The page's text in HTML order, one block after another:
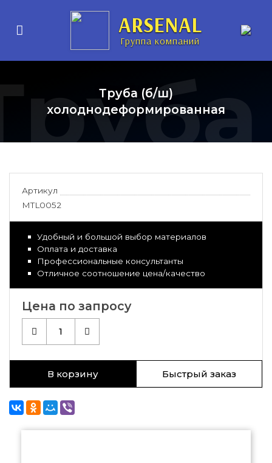
ARSENAL
Группа компаний
Труба (б/ш)
холоднодеформированная
Артикул
MTL0052
Удобный и большой выбор материалов
Оплата и доставка
Профессиональные консультанты
Отличное соотношение цена/качество
Цена по запросу
1
В корзину Быстрый заказ